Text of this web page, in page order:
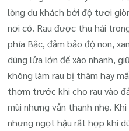
lòng du khách bởi độ tươi
nơi có. Rau được thu hái
phía Bắc, đảm bảo độ non,
dùng lửa lớn để xào nhanh,
không làm rau bị thâm hay
thơm trước khi cho rau vào
mùi nhưng vẫn thanh nhẹ.
nhưng ngọt hậu rất hợp khi